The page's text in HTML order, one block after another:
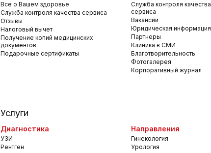
Все о Вашем здоровье
Служба контроля качества сервиса
Отзывы
Налоговый вычет
Получение копий медицинских
документов
Подарочные сертификаты
Служба контроля качества
сервиса
Вакансии
Юридическая информация
Партнеры
Клиника в СМИ
Благотворительность
Фотогалерея
Корпоративный журнал
Услуги
Диагностика
УЗИ
Рентген
Направления
Гинекология
Урология